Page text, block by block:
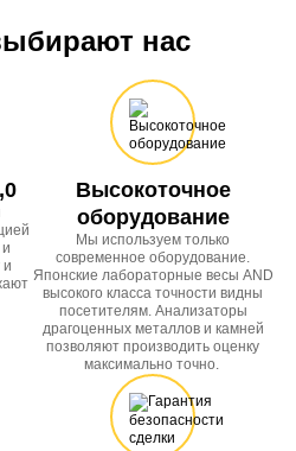
нас
и
Высокоточное
оборудование
Мы используем только
современное оборудование.
Японские лабораторные весы AND
высокого класса точности видны
посетителям. Анализаторы
драгоценных металлов и камней
позволяют производить оценку
максимально точно.